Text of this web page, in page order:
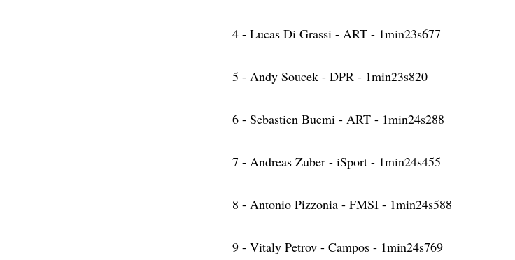
4 - Lucas Di Grassi - ART - 1min23s677
5 - Andy Soucek - DPR - 1min23s820
6 - Sebastien Buemi - ART - 1min24s288
7 - Andreas Zuber - iSport - 1min24s455
8 - Antonio Pizzonia - FMSI - 1min24s588
9 - Vitaly Petrov - Campos - 1min24s769